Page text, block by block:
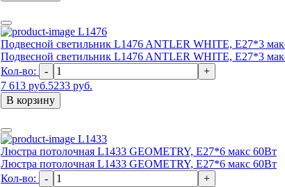
L1476
Подвесной светильник L1476 ANTLER WHITE, Е27*3
Подвесной светильник L1476 ANTLER WHITE, Е27*3
Кол-во:
-
+
7 613 руб.5233 руб.
В корзину
L1433
Люстра потолочная L1433 GEOMETRY, E27*6 макс 60Вт
Люстра потолочная L1433 GEOMETRY, E27*6 макс 60Вт
Кол-во:
-
+